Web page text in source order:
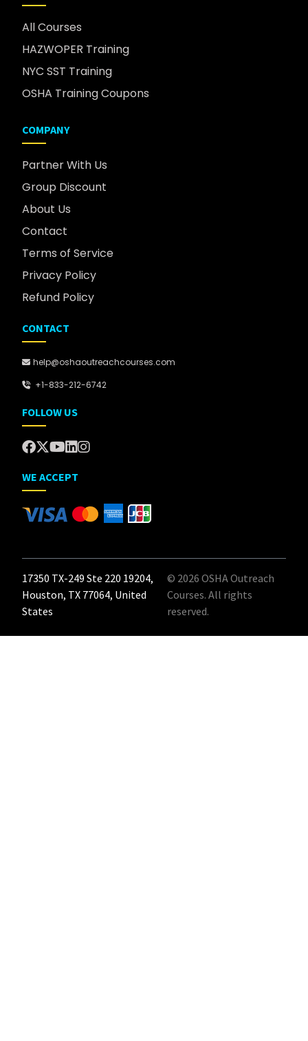
All Courses
HAZWOPER Training
NYC SST Training
OSHA Training Coupons
COMPANY
Partner With Us
Group Discount
About Us
Contact
Terms of Service
Privacy Policy
Refund Policy
CONTACT
help@oshaoutreachcourses.com
+1-833-212-6742
FOLLOW US
WE ACCEPT
17350 TX-249 Ste 220 19204,
Houston, TX 77064, United
States
© 2026 OSHA Outreach
Courses. All rights
reserved.